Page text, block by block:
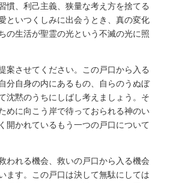
慣、利己主義、狭量な考え方を捨てる
といつくしみに出会うとき、真の変化
の生活が聖霊の光という不滅の光に照
案させてください。この戸口から入る
分自身の内にあるもの、自らのうぬぼ
沈黙のうちにしばし考えましょう。そ
めに向こう岸で待っておられる神のい
開かれているもう一つの戸口について
われる機会、救いの戸口から入る機会
ます。この戸口は決して無駄にしては